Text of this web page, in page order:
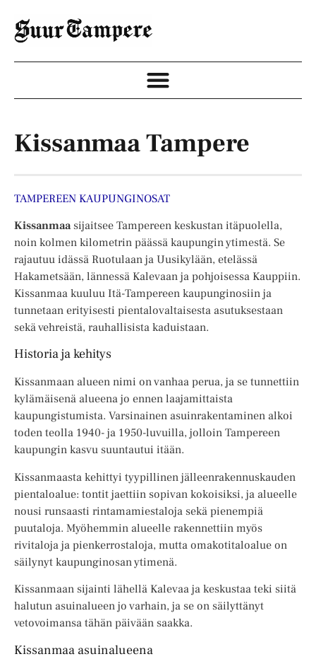
Kissanmaa Tampere
TAMPEREEN KAUPUNGINOSAT
Kissanmaasijaitsee Tampereen keskustan itäpuolella,
noin kolmen kilometrin päässä kaupungin ytimestä. Se
rajautuu idässä Ruotulaan ja Uusikylään, etelässä
Hakametsään, lännessä Kalevaan ja pohjoisessa Kauppiin.
Kissanmaa kuuluu Itä-Tampereen kaupunginosiin ja
tunnetaan erityisesti pientalovaltaisesta asutuksestaan
sekä vehreistä, rauhallisista kaduistaan.
Historia ja kehitys
Kissanmaan alueen nimi on vanhaa perua, ja se tunnettiin
kylämäisenä alueena jo ennen laajamittaista
kaupungistumista. Varsinainen asuinrakentaminen alkoi
toden teolla 1940- ja 1950-luvuilla, jolloin Tampereen
kaupungin kasvu suuntautui itään.
Kissanmaasta kehittyi tyypillinen jälleenrakennuskauden
pientaloalue: tontit jaettiin sopivan kokoisiksi, ja alueelle
nousi runsaasti rintamamiestaloja sekä pienempiä
puutaloja. Myöhemmin alueelle rakennettiin myös
rivitaloja ja pienkerrostaloja, mutta omakotitaloalue on
säilynyt kaupunginosan ytimenä.
Kissanmaan sijainti lähellä Kalevaa ja keskustaa teki siitä
halutun asuinalueen jo varhain, ja se on säilyttänyt
vetovoimansa tähän päivään saakka.
Kissanmaa asuinalueena